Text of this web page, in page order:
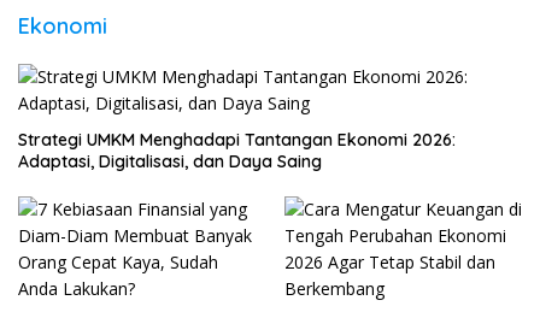
Ekonomi
Strategi UMKM Menghadapi Tantangan Ekonomi 2026:
Adaptasi, Digitalisasi, dan Daya Saing